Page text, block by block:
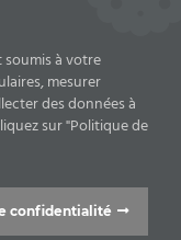
- Airbus
à votre
mesurer
des données à
sur "Politique de
confidentialité